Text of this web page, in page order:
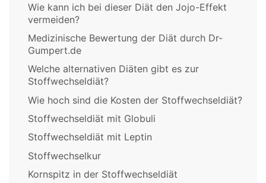
Wie kann ich bei dieser Diät den Jojo-Effekt
vermeiden?
Medizinische Bewertung der Diät durch Dr-
Gumpert.de
Welche alternativen Diäten gibt es zur
Stoffwechseldiät?
Wie hoch sind die Kosten der Stoffwechseldiät?
Stoffwechseldiät mit Globuli
Stoffwechseldiät mit Leptin
Stoffwechselkur
Kornspitz in der Stoffwechseldiät